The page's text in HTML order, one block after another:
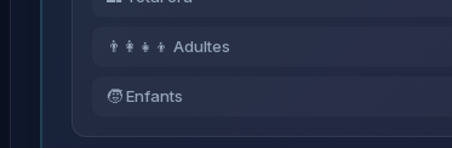
👨‍👩‍👧‍👦 Adultes
🧒 Enfants